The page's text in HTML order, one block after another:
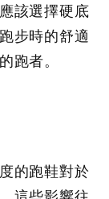
該選擇硬底
步時的舒適
跑者。
的跑鞋對於